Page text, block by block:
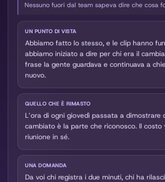
Nessuno fuori dal team sapeva dire che cosa
Adesso qualcuno registra due minuti ogni volta
Le vendite ci rimandano quelle clip invece di
nuovo.
UN PUNTO DI VISTA
Abbiamo fatto lo stesso, e le clip hanno
abbiamo iniziato a dire per chi era il
frase la gente guardava e continuava a
nuovo.
QUELLO CHE È RIMASTO
L’ora di ogni giovedì passata a dimostrare
cambiato è la parte che riconosco. Il costo
riunione in sé.
UNA DOMANDA
Da voi chi registra i due minuti, chi ha